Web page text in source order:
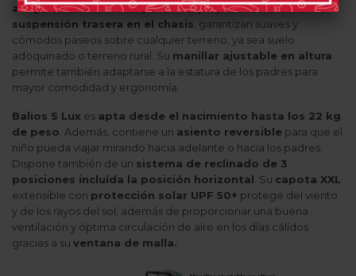
antipinchazos con suspensión, que junto a suinnovadora
suspensión trasera en el chasis , garantizan suaves y
cómodos paseos sobre cualquier terreno, ya sea suelo
adoquinado o terreno rural. Su manillar ajustable en altura
permite también adaptarse a la estatura de los padres para
mayor comodidad y ergonomía.
Balios S Lux es apta desde el nacimiento hasta los 22 kg
de peso . Además, contiene un asiento reversible para que el
niño pueda viajar mirando hacia adelante o hacia los padres.
Dispone también de un sistema de reclinado de 3
posiciones incluída la posición horizontal . Su capota XXL
extensible con protección solar UPF 50+ protege del viento
y de los rayos del sol; además de proporcionar una buena
ventilación y óptima circulación de aire en los días cálidos
gracias a su ventana de malla.